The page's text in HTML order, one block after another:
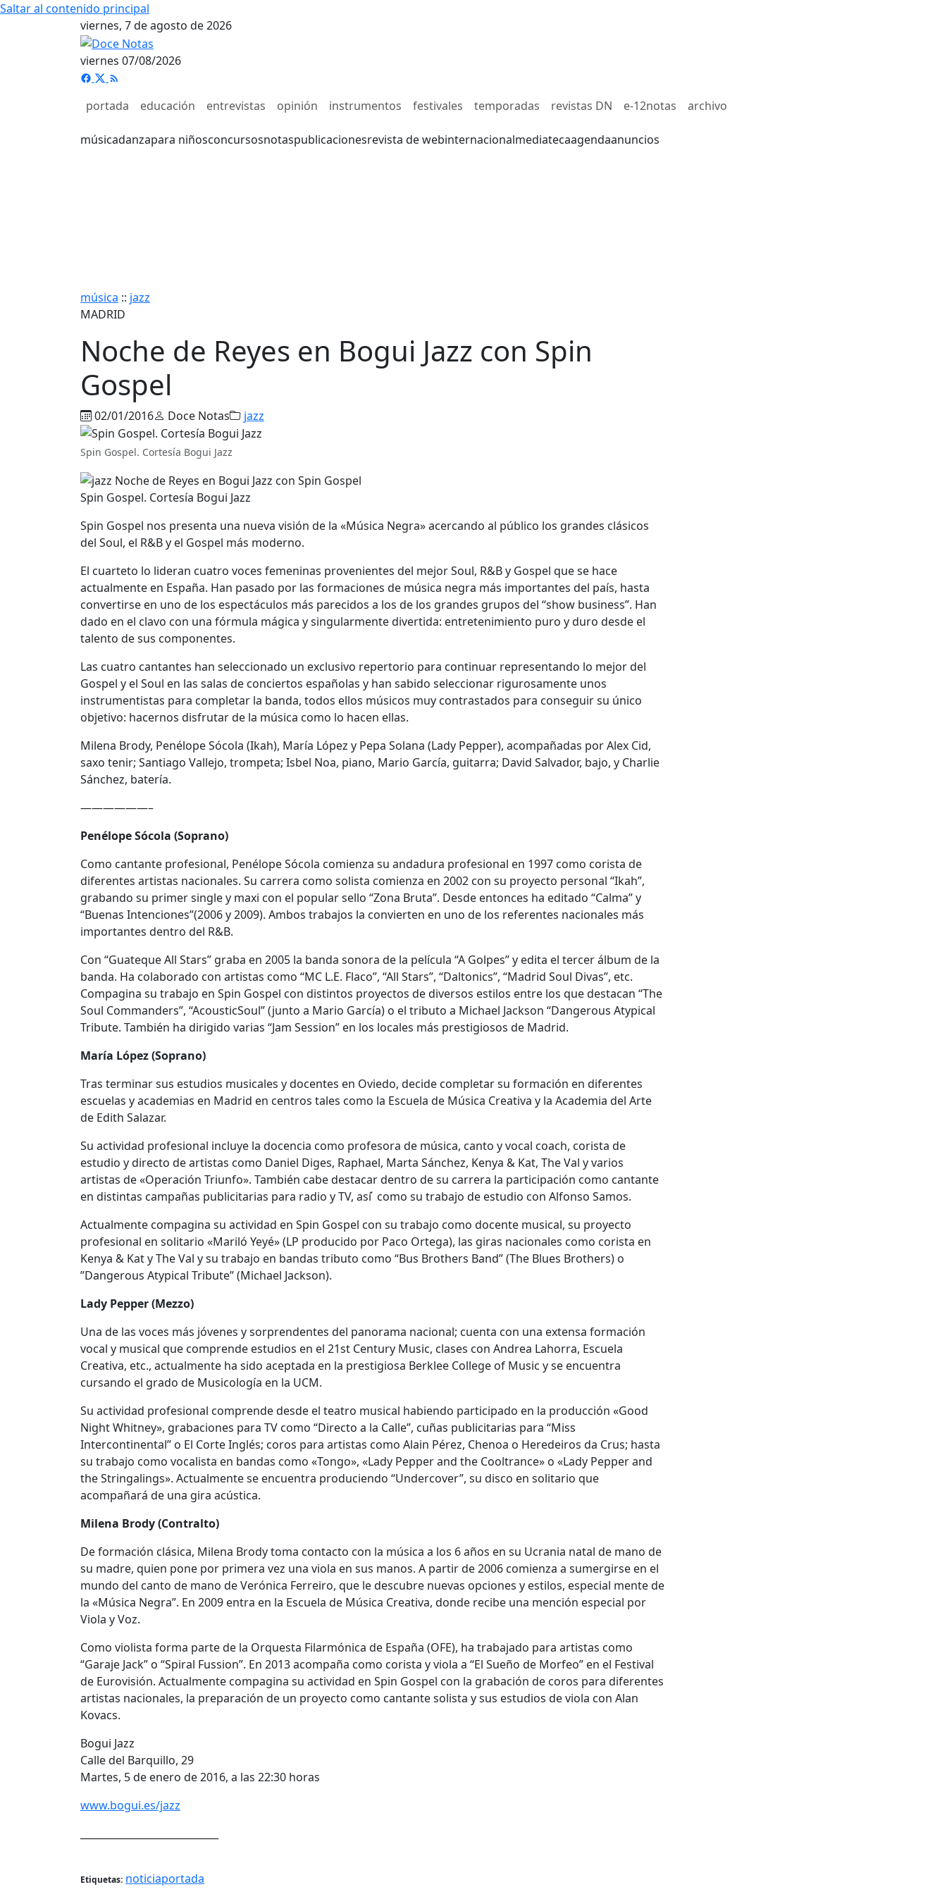
Saltar al contenido principal
viernes, 7 de agosto de 2026
viernes 07/08/2026
portada educación entrevistas opinión instrumentos festivales temporadas revistas DN e-12notas archivo
músicadanzapara niñosconcursosnotaspublicacionesrevista de webinternacionalmediatecaagendaanuncios
música :: jazz
MADRID
Noche de Reyes en Bogui Jazz con Spin
Gospel
02/01/2016 Doce Notas jazz
Spin Gospel. Cortesía Bogui Jazz
Spin Gospel. Cortesía Bogui Jazz
Spin Gospel nos presenta una nueva visión de la «Música Negra» acercando al público los grandes clásicos
del Soul, el R&B y el Gospel más moderno.
El cuarteto lo lideran cuatro voces femeninas provenientes del mejor Soul, R&B y Gospel que se hace
actualmente en España. Han pasado por las formaciones de música negra más importantes del país, hasta
convertirse en uno de los espectáculos más parecidos a los de los grandes grupos del “show business”. Han
dado en el clavo con una fórmula mágica y singularmente divertida: entretenimiento puro y duro desde el
talento de sus componentes.
Las cuatro cantantes han seleccionado un exclusivo repertorio para continuar representando lo mejor del
Gospel y el Soul en las salas de conciertos españolas y han sabido seleccionar rigurosamente unos
instrumentistas para completar la banda, todos ellos músicos muy contrastados para conseguir su único
objetivo: hacernos disfrutar de la música como lo hacen ellas.
Milena Brody, Penélope Sócola (Ikah), María López y Pepa Solana (Lady Pepper), acompañadas por Alex Cid,
saxo tenir; Santiago Vallejo, trompeta; Isbel Noa, piano, Mario García, guitarra; David Salvador, bajo, y Charlie
Sánchez, batería.
——————–
Penélope Sócola (Soprano)
Como cantante profesional, Penélope Sócola comienza su andadura profesional en 1997 como corista de
diferentes artistas nacionales. Su carrera como solista comienza en 2002 con su proyecto personal “Ikah”,
grabando su primer single y maxi con el popular sello “Zona Bruta”. Desde entonces ha editado “Calma” y
“Buenas Intenciones”(2006 y 2009). Ambos trabajos la convierten en uno de los referentes nacionales más
importantes dentro del R&B.
Con “Guateque All Stars” graba en 2005 la banda sonora de la película “A Golpes” y edita el tercer álbum de la
banda. Ha colaborado con artistas como “MC L.E. Flaco”, “All Stars”, “Daltonics”, “Madrid Soul Divas”, etc.
Compagina su trabajo en Spin Gospel con distintos proyectos de diversos estilos entre los que destacan “The
Soul Commanders”, “AcousticSoul” (junto a Mario García) o el tributo a Michael Jackson “Dangerous Atypical
Tribute. También ha dirigido varias “Jam Session” en los locales más prestigiosos de Madrid.
María López (Soprano)
Tras terminar sus estudios musicales y docentes en Oviedo, decide completar su formación en diferentes
escuelas y academias en Madrid en centros tales como la Escuela de Música Creativa y la Academia del Arte
de Edith Salazar.
Su actividad profesional incluye la docencia como profesora de música, canto y vocal coach, corista de
estudio y directo de artistas como Daniel Diges, Raphael, Marta Sánchez, Kenya & Kat, The Val y varios
artistas de «Operación Triunfo». También cabe destacar dentro de su carrera la participación como cantante
en distintas campañas publicitarias para radio y TV, así ́ como su trabajo de estudio con Alfonso Samos.
Actualmente compagina su actividad en Spin Gospel con su trabajo como docente musical, su proyecto
profesional en solitario «Mariló Yeyé» (LP producido por Paco Ortega), las giras nacionales como corista en
Kenya & Kat y The Val y su trabajo en bandas tributo como “Bus Brothers Band” (The Blues Brothers) o
”Dangerous Atypical Tribute” (Michael Jackson).
Lady Pepper (Mezzo)
Una de las voces más jóvenes y sorprendentes del panorama nacional; cuenta con una extensa formación
vocal y musical que comprende estudios en el 21st Century Music, clases con Andrea Lahorra, Escuela
Creativa, etc., actualmente ha sido aceptada en la prestigiosa Berklee College of Music y se encuentra
cursando el grado de Musicología en la UCM.
Su actividad profesional comprende desde el teatro musical habiendo participado en la producción «Good
Night Whitney», grabaciones para TV como “Directo a la Calle”, cuñas publicitarias para “Miss
Intercontinental” o El Corte Inglés; coros para artistas como Alain Pérez, Chenoa o Heredeiros da Crus; hasta
su trabajo como vocalista en bandas como «Tongo», «Lady Pepper and the Cooltrance» o «Lady Pepper and
the Stringalings». Actualmente se encuentra produciendo “Undercover”, su disco en solitario que
acompañará de una gira acústica.
Milena Brody (Contralto)
De formación clásica, Milena Brody toma contacto con la música a los 6 años en su Ucrania natal de mano de
su madre, quien pone por primera vez una viola en sus manos. A partir de 2006 comienza a sumergirse en el
mundo del canto de mano de Verónica Ferreiro, que le descubre nuevas opciones y estilos, especial mente de
la «Música Negra”. En 2009 entra en la Escuela de Música Creativa, donde recibe una mención especial por
Viola y Voz.
Como violista forma parte de la Orquesta Filarmónica de España (OFE), ha trabajado para artistas como
“Garaje Jack” o “Spiral Fussion”. En 2013 acompaña como corista y viola a “El Sueño de Morfeo” en el Festival
de Eurovisión. Actualmente compagina su actividad en Spin Gospel con la grabación de coros para diferentes
artistas nacionales, la preparación de un proyecto como cantante solista y sus estudios de viola con Alan
Kovacs.
Bogui Jazz
Calle del Barquillo, 29
Martes, 5 de enero de 2016, a las 22:30 horas
www.bogui.es/jazz
Etiquetas: noticiaportada